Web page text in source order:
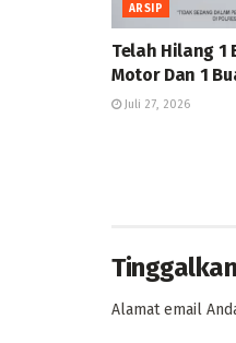
ARSIP
Telah Hilang 1
Motor Dan 1
Juli 27, 2026
Alamat email